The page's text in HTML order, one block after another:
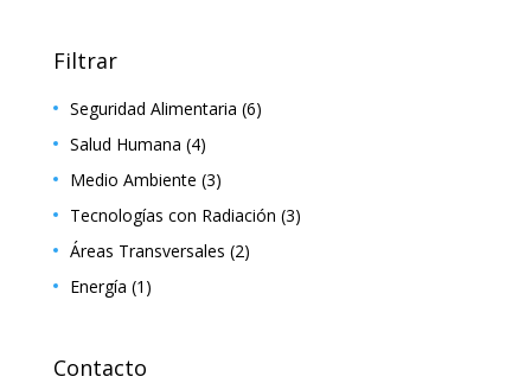
Filtrar
Seguridad Alimentaria (6)
Salud Humana (4)
Medio Ambiente (3)
Tecnologías con Radiación (3)
Áreas Transversales (2)
Energía (1)
Contacto